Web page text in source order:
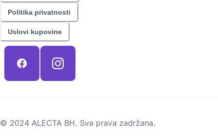
Politika privatnosti
Uslovi kupovine
© 2024 ALECTA BH. Sva prava zadržana.